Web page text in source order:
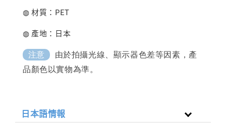
◍ 材質：PET
◍ 產地：日本
注意
由於拍攝光線、顯示器色差等因素，產
品顏色以實物為準。
日本語情報